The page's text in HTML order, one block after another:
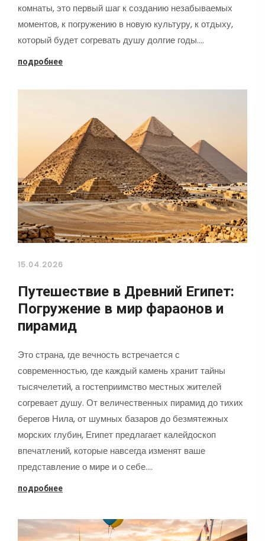
комнаты, это первый шаг к созданию незабываемых
моментов, к погружению в новую культуру, к отдыху,
который будет согревать душу долгие годы.…
подробнее
15.04.2026
Путешествие в Древний Египет:
Погружение в мир фараонов и
пирамид
Это страна, где вечность встречается с
современностью, где каждый камень хранит тайны
тысячелетий, а гостеприимство местных жителей
согревает душу. От величественных пирамид до тихих
берегов Нила, от шумных базаров до безмятежных
морских глубин, Египет предлагает калейдоскоп
впечатлений, которые навсегда изменят ваше
представление о мире и о себе.…
подробнее